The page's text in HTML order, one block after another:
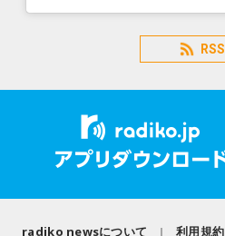
RSS
radiko newsについて 利用規約